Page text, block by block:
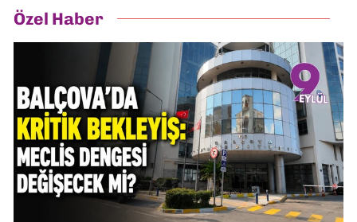
Özel Haber